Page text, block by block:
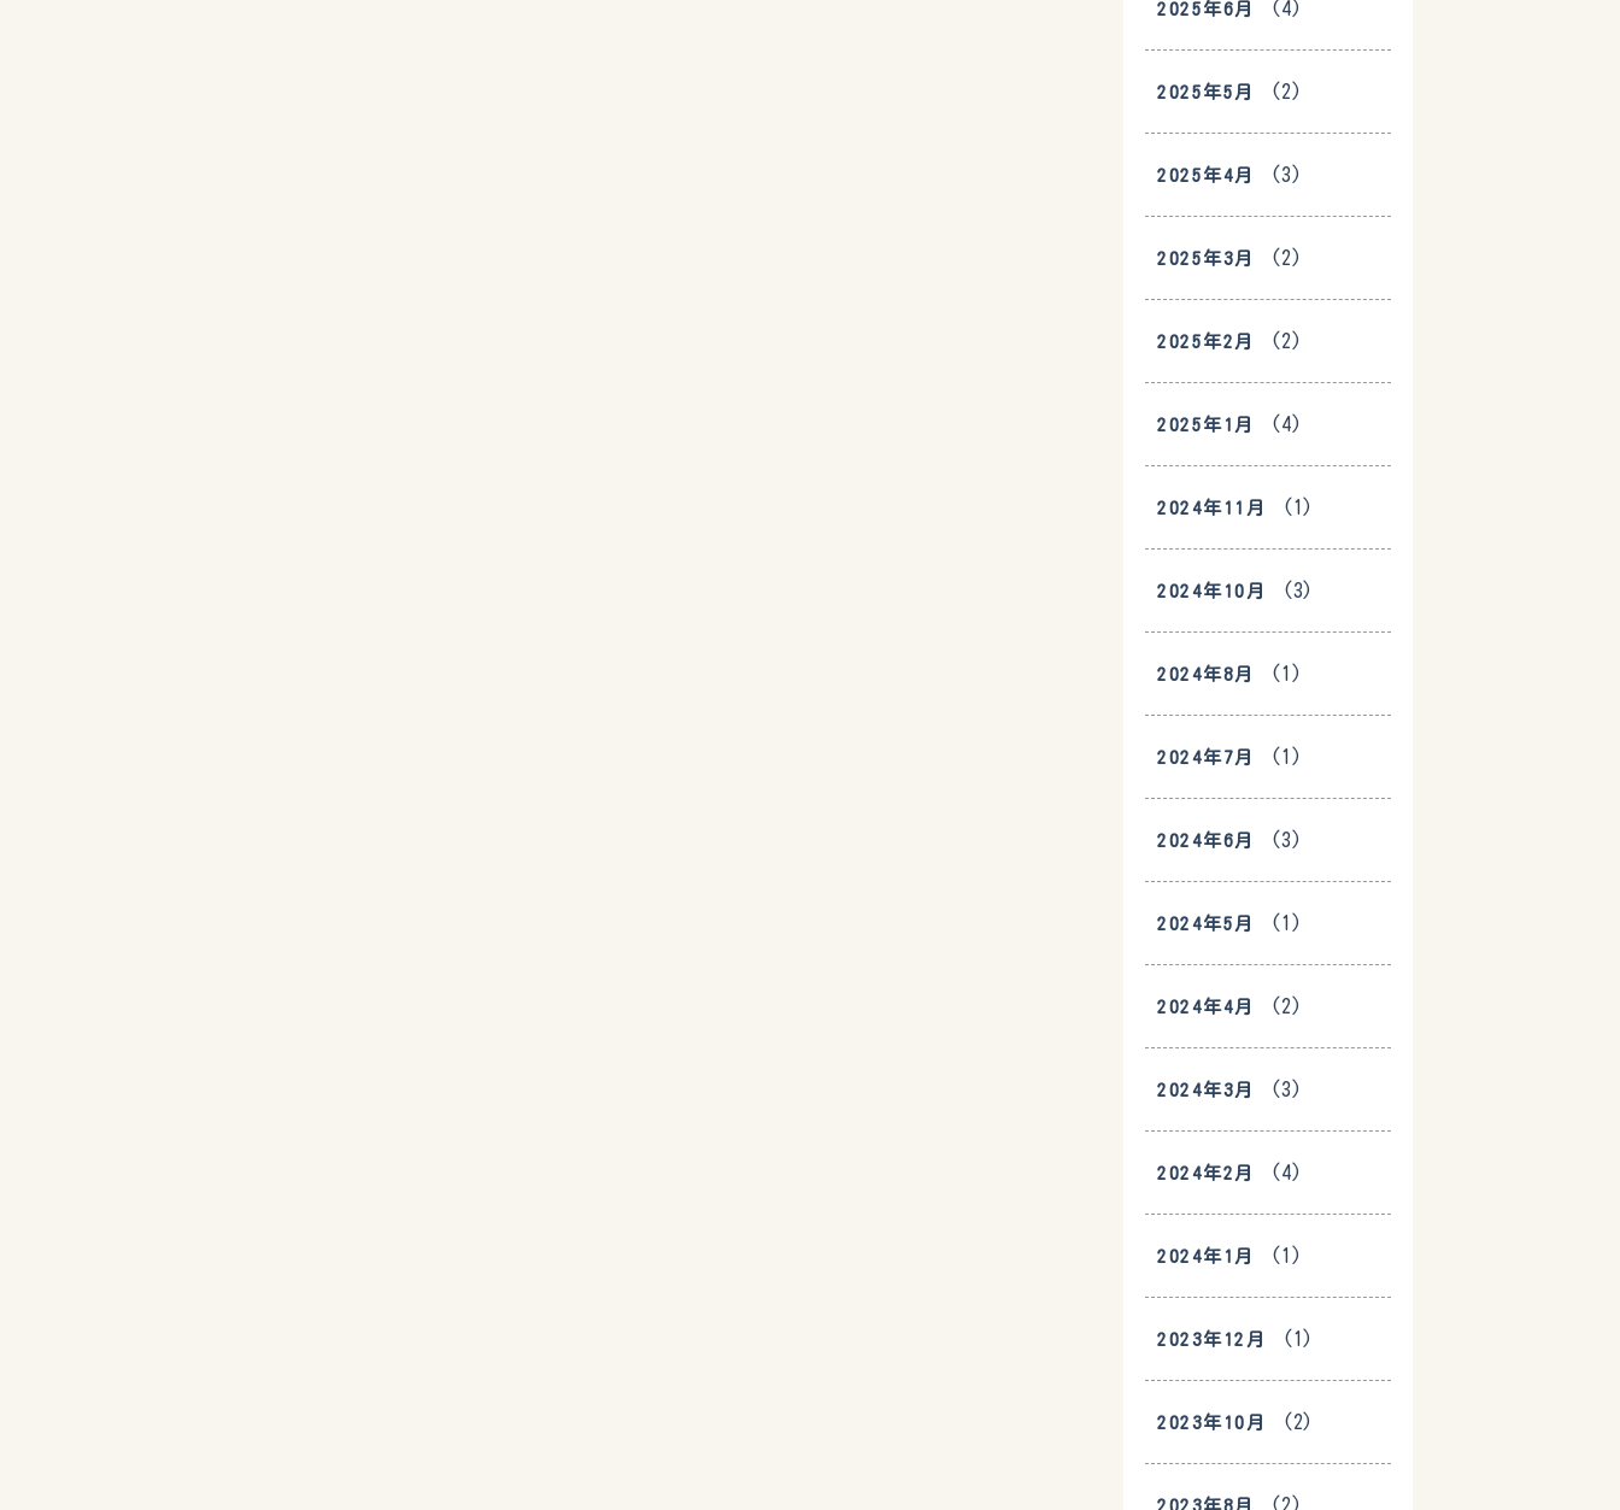
2025年6月 (4)
2025年5月 (2)
2025年4月 (3)
2025年3月 (2)
2025年2月 (2)
2025年1月 (4)
2024年11月 (1)
2024年10月 (3)
2024年8月 (1)
2024年7月 (1)
2024年6月 (3)
2024年5月 (1)
2024年4月 (2)
2024年3月 (3)
2024年2月 (4)
2024年1月 (1)
2023年12月 (1)
2023年10月 (2)
2023年8月 (2)